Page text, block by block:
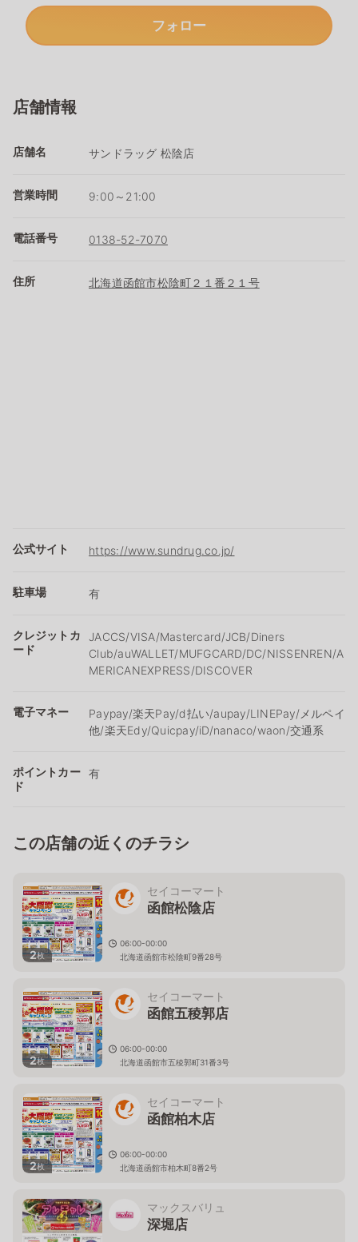
フォロー
店舗情報
店舗名 サンドラッグ 松陰店
営業時間 9:00～21:00
電話番号 0138-52-7070
住所 北海道函館市松陰町２１番２１号
公式サイト https://www.sundrug.co.jp/
駐車場 有
クレジットカ
ード
JACCS/VISA/Mastercard/JCB/Diners
Club/auWALLET/MUFGCARD/DC/NISSENREN/A
MERICANEXPRESS/DISCOVER
電子マネー
Paypay/楽天Pay/ⅾ払い/aupay/LINEPay/メルペイ
他/楽天Edy/Quicpay/iD/nanaco/waon/交通系
ポイントカー
ド
有
この店舗の近くのチラシ
2枚
セイコーマート
函館松陰店
06:00-00:00
北海道函館市松陰町9番28号
2枚
セイコーマート
函館五稜郭店
06:00-00:00
北海道函館市五稜郭町31番3号
2枚
セイコーマート
函館柏木店
06:00-00:00
北海道函館市柏木町8番2号
マックスバリュ
深堀店